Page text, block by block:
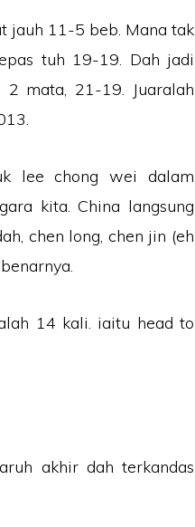
jauh 11-5 beb. Mana tak
tuh 19-19. Dah jadi
mata, 21-19. Juaralah
lee chong wei dalam
kita. China langsung
chen long, chen jin (eh
14 kali. iaitu head to
akhir dah terkandas